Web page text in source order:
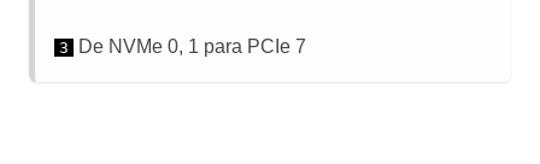
3 De NVMe 0, 1 para PCIe 7